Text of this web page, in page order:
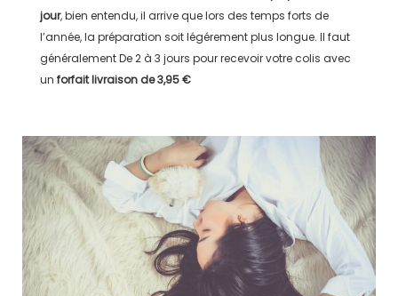
jour, bien entendu, il arrive que lors des temps forts de
l’année, la préparation soit légérement plus longue. Il faut
généralementDe 2 à 3 jours pour recevoir votre colis avec
un forfait livraison de3,95 €